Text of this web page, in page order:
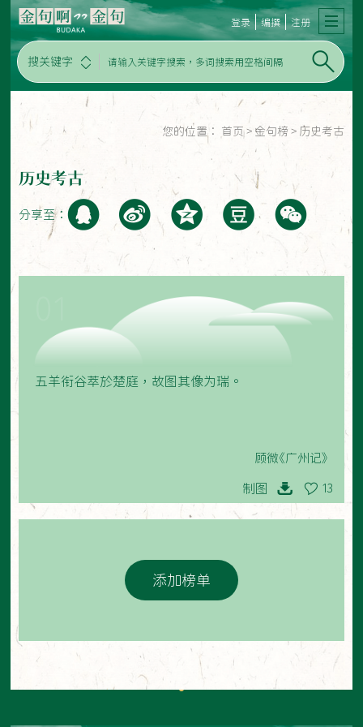
搜关键字
登录 编撰 注册
您的位置： 首页 > 金句榜 > 历史考古
历史考古
分享至：
五羊衔谷萃於楚庭，故图其像为瑞。
顾微《广州记》
制图 13
添加榜单